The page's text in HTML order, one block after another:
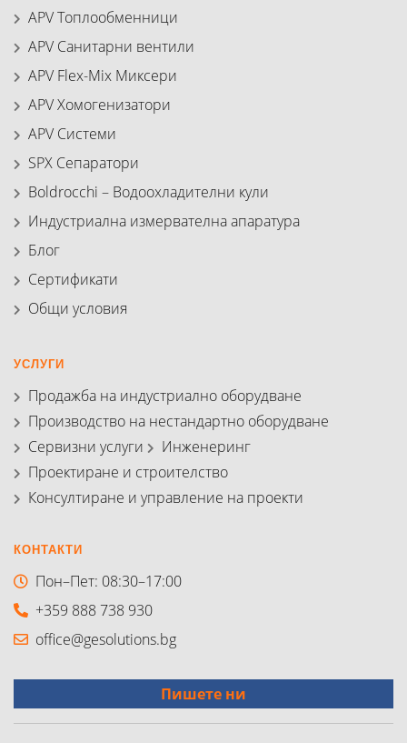
APV Топлообменници
APV Санитарни вентили
APV Flex-Mix Миксери
APV Хомогенизатори
APV Системи
SPX Сепаратори
Boldrocchi – Водоохладителни кули
Индустриална измервателна апаратура
Блог
Сертификати
Общи условия
УСЛУГИ
Продажба на индустриално оборудване
Производство на нестандартно оборудване
Сервизни услуги
Инженеринг
Проектиране и строителство
Консултиране и управление на проекти
КОНТАКТИ
Пон–Пет: 08:30–17:00
+359 888 738 930
office@gesolutions.bg
Пишете ни